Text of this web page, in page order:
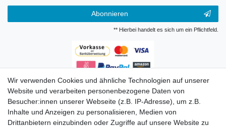
Abonnieren
** Hierbei handelt es sich um ein Pflichtfeld.
Zahlungsarten
Wir verwenden Cookies und ähnliche Technologien auf unserer
Website und verarbeiten personenbezogene Daten von
Besucher:innen unserer Webseite (z.B. IP-Adresse), um z.B.
Inhalte und Anzeigen zu personalisieren, Medien von
Drittanbietern einzubinden oder Zugriffe auf unsere Website zu